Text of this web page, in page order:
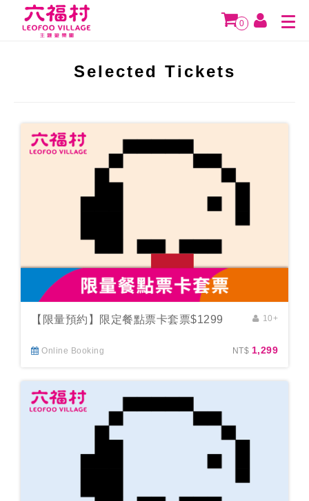
0
Selected Tickets
【限量預約】限定餐點票卡套票$1299
Online Booking
10+
NT$ 1,299